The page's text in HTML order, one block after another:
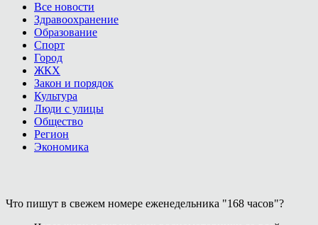
Все новости
Здравоохранение
Образование
Спорт
Город
ЖКХ
Закон и порядок
Культура
Люди с улицы
Общество
Регион
Экономика
Что пишут в свежем номере еженедельника "168 часов"?